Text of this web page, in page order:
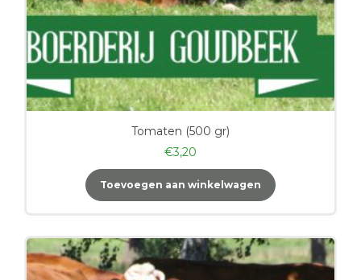
Tomaten (500 gr)
€3,20
Toevoegen aan winkelwagen